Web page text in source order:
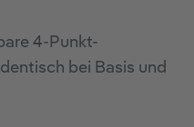
4-Punkt-
bei Basis und